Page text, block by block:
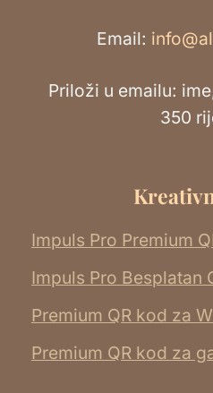
Email:
Priloži u emailu:
350
Impuls Pro Premium
Impuls Pro Besplatan
Premium QR kod za
Premium QR kod za